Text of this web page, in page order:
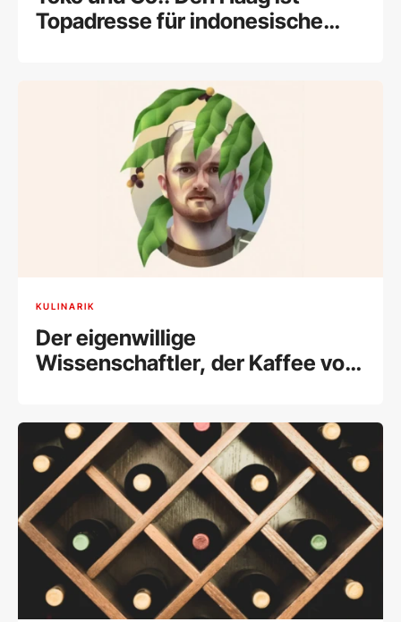
Topadresse für indonesische
KULINARIK
Der eigenwillige
Wissenschaftler, der Kaffee vor